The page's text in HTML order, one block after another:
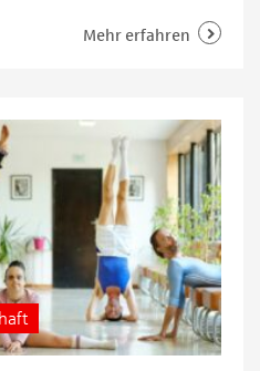
hier wöchentlich, um in den
Mehr erfahren